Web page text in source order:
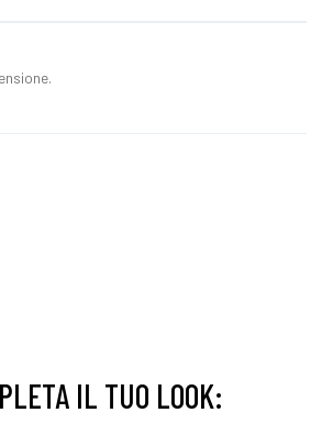
IL TUO LOOK: